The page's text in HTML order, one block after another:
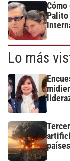
Cómo
Palito
Lo más